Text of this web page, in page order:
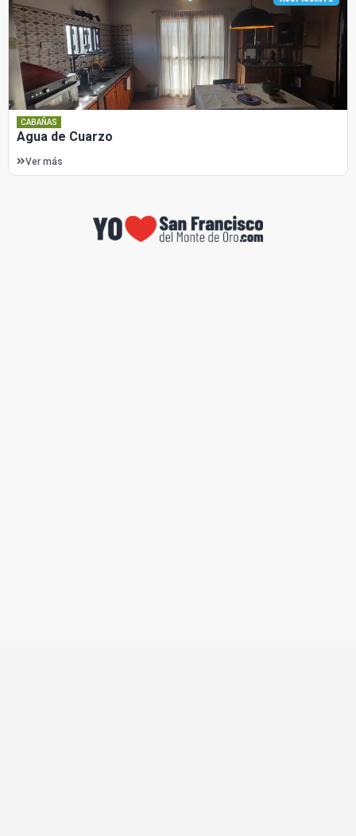
CABAÑAS
Agua de Cuarzo
Ver más